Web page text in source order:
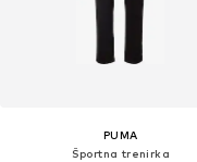
PUMA
Športna trenirka